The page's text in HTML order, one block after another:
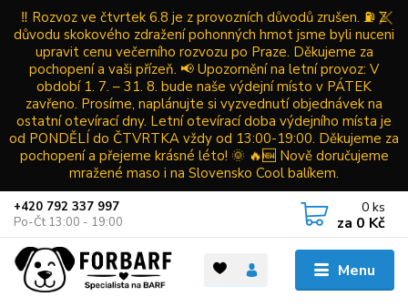
‼️ Rozvoz ve čtvrtek 6.8 je z provozních důvodů zrušen. ⛽ Z
důvodu skokového zdražení pohonných hmot jsme byli nuceni
upravit cenu večerního rozvozu po Praze. Děkujeme za
pochopení a vaši přízeň. 📢 Upozornění na letní provoz: V
období 1. 7. – 31. 8. bude naše výdejní místo v PÁTEK
zavřeno. Prosíme, naplánujte si vyzvednutí objednávek na
ostatní otevírací dny. Letní otevírací doba výdejního místa je
od PONDĚLÍ do ČTVRTKA vždy od 13:00-19:00. Děkujeme za
pochopení a přejeme krásné léto! 🌞 🔥🆕 Nově doručujeme
mražené maso i na Slovensko Cool balíkem.
Menu
+420 792 337 997
Po-Čt 13:00 - 19:00
0 ks
za 0 Kč